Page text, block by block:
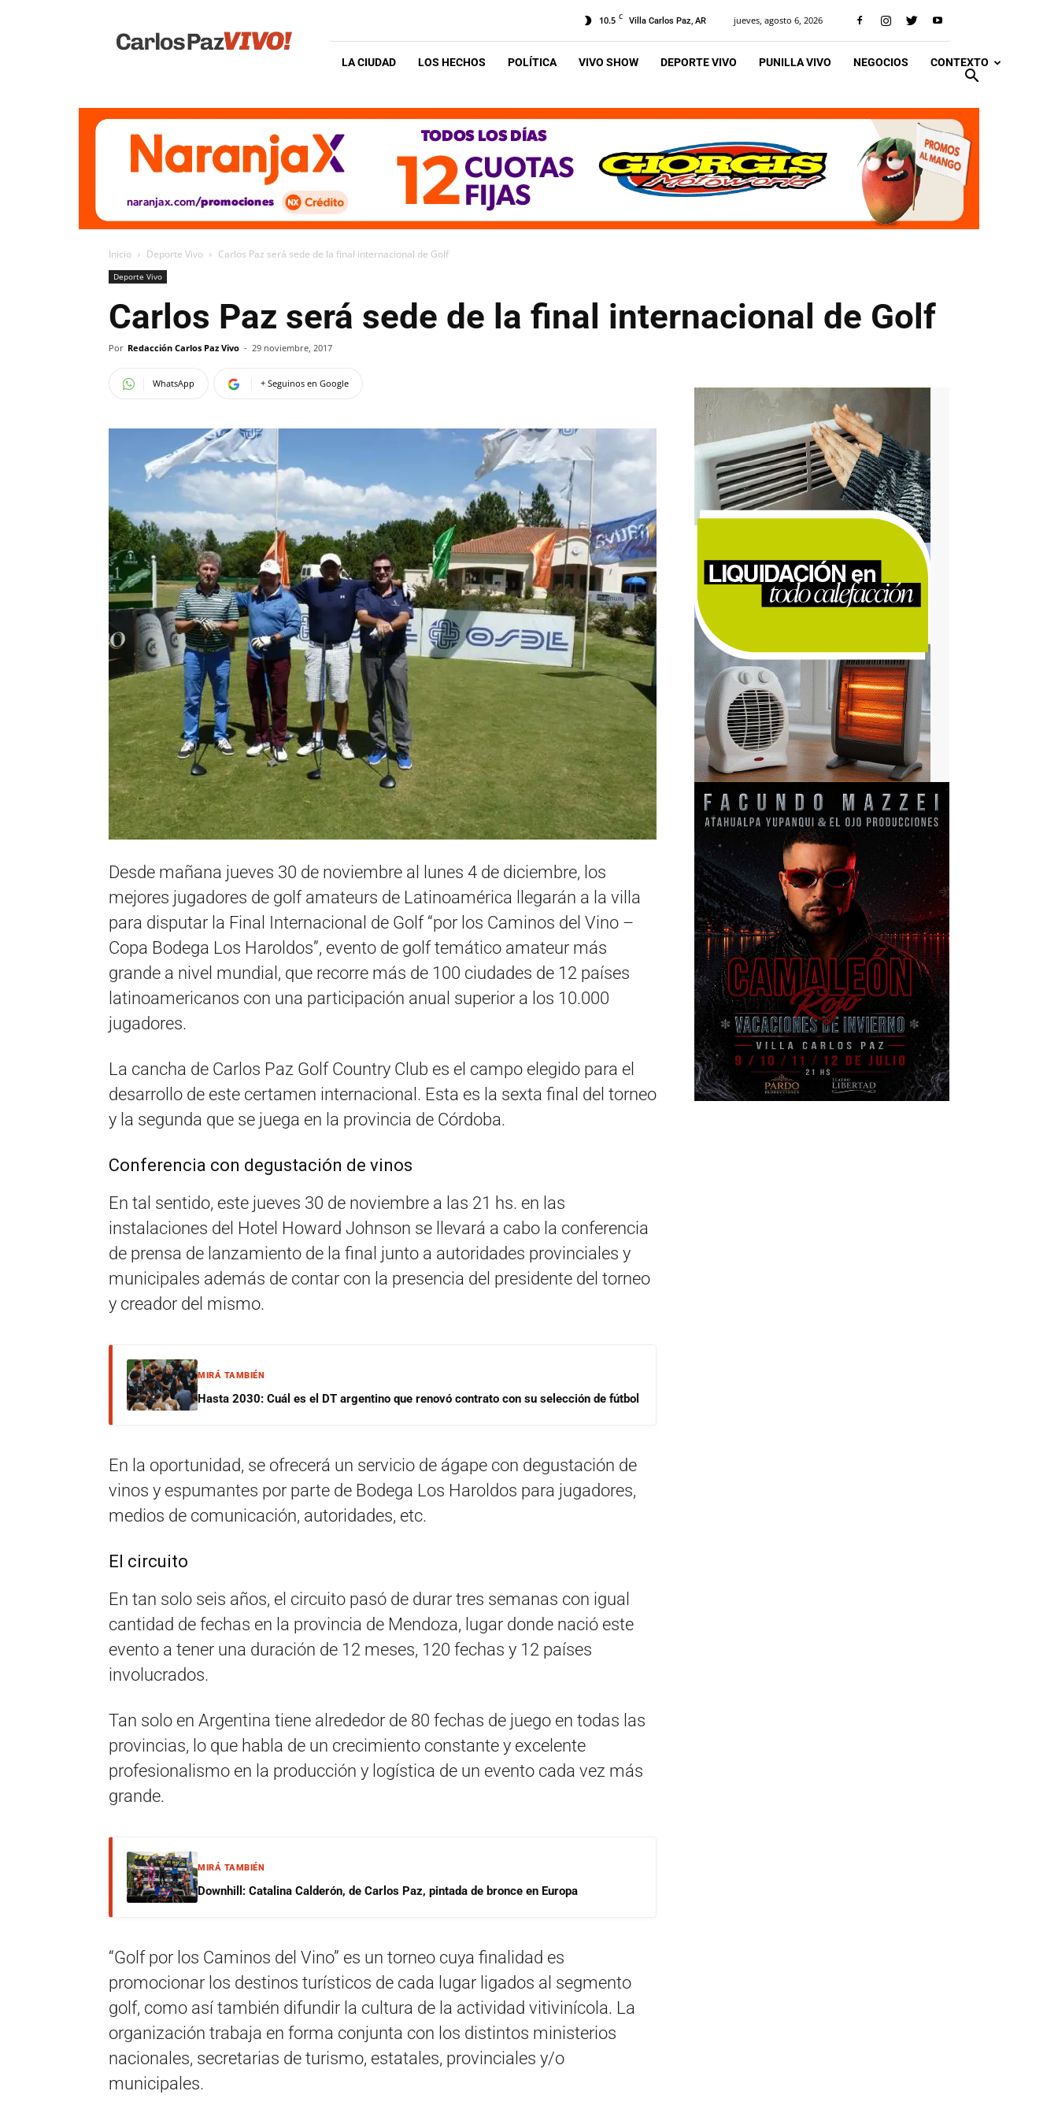
Vivo
10.5 C Villa Carlos Paz, AR jueves, agosto 6, 2026
LA CIUDAD LOS HECHOS POLÍTICA VIVO SHOW DEPORTE VIVO PUNILLA VIVO NEGOCIOS CONTEXTO
Inicio Deporte Vivo Carlos Paz será sede de la final internacional de Golf
Deporte Vivo
Carlos Paz será sede de la final internacional de Golf
Por Redacción Carlos Paz Vivo - 29 noviembre, 2017
WhatsApp + Seguinos en Google
Desde mañana jueves 30 de noviembre al lunes 4 de diciembre, los
mejores jugadores de golf amateurs de Latinoamérica llegarán a la villa
para disputar la Final Internacional de Golf “por los Caminos del Vino –
Copa Bodega Los Haroldos”, evento de golf temático amateur más
grande a nivel mundial, que recorre más de 100 ciudades de 12 países
latinoamericanos con una participación anual superior a los 10.000
jugadores.
La cancha de Carlos Paz Golf Country Club es el campo elegido para el
desarrollo de este certamen internacional. Esta es la sexta final del torneo
y la segunda que se juega en la provincia de Córdoba.
Conferencia con degustación de vinos
En tal sentido, este jueves 30 de noviembre a las 21 hs. en las
instalaciones del Hotel Howard Johnson se llevará a cabo la conferencia
de prensa de lanzamiento de la final junto a autoridades provinciales y
municipales además de contar con la presencia del presidente del torneo
y creador del mismo.
MIRÁ TAMBIÉN
Hasta 2030: Cuál es el DT argentino que renovó contrato con su selección de fútbol
En la oportunidad, se ofrecerá un servicio de ágape con degustación de
vinos y espumantes por parte de Bodega Los Haroldos para jugadores,
medios de comunicación, autoridades, etc.
El circuito
En tan solo seis años, el circuito pasó de durar tres semanas con igual
cantidad de fechas en la provincia de Mendoza, lugar donde nació este
evento a tener una duración de 12 meses, 120 fechas y 12 países
involucrados.
Tan solo en Argentina tiene alrededor de 80 fechas de juego en todas las
provincias, lo que habla de un crecimiento constante y excelente
profesionalismo en la producción y logística de un evento cada vez más
grande.
MIRÁ TAMBIÉN
Downhill: Catalina Calderón, de Carlos Paz, pintada de bronce en Europa
“Golf por los Caminos del Vino” es un torneo cuya finalidad es
promocionar los destinos turísticos de cada lugar ligados al segmento
golf, como así también difundir la cultura de la actividad vitivinícola. La
organización trabaja en forma conjunta con los distintos ministerios
nacionales, secretarias de turismo, estatales, provinciales y/o
municipales.